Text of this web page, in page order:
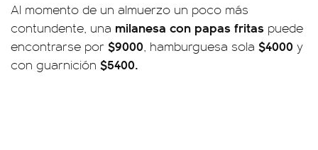
Al momento de un almuerzo un poco más
contundente, una milanesa con papas fritas puede
encontrarse por $9000, hamburguesa sola $4000 y
con guarnición $5400.